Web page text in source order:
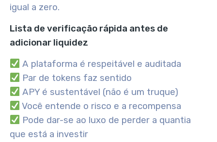
igual a zero.
Lista de verificação rápida antes de
adicionar liquidez
A plataforma é respeitável e auditada
Par de tokens faz sentido
APY é sustentável (não é um truque)
Você entende o risco e a recompensa
Pode dar-se ao luxo de perder a quantia
que está a investir